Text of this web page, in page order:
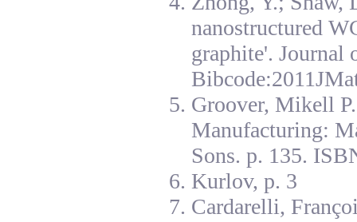
nanostructured
graphite'. Journal
Groover, Mikell
Manufacturing:
Sons. p. 135.
Kurlov, p. 3
Cardarelli,